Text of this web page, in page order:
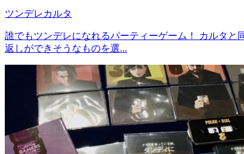
ツンデレカルタ
誰でもツンデレになれるパーティーゲーム！ カルタ
返しができそうなものを選...